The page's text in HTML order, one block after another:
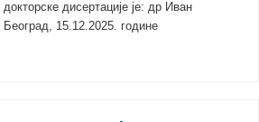
дисертације је: др Иван
15.12.2025. године